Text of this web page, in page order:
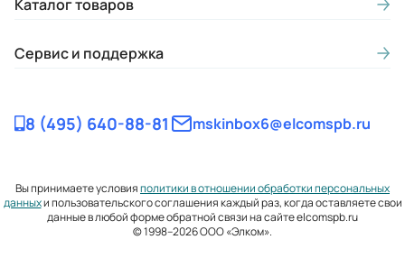
Каталог товаров
Сервис и поддержка
8 (495) 640-88-81 mskinbox6@elcomspb.ru
Вы принимаете условияполитики в отношении обработки персональных
данныхи пользовательского соглашения каждый раз, когда оставляете свои
данные в любой форме обратной связи на сайте elcomspb.ru
© 1998–2026 ООО «Элком».